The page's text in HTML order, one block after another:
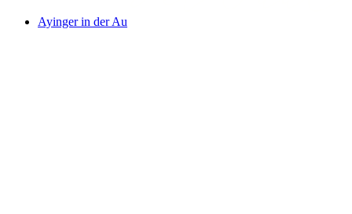
Ayinger in der Au